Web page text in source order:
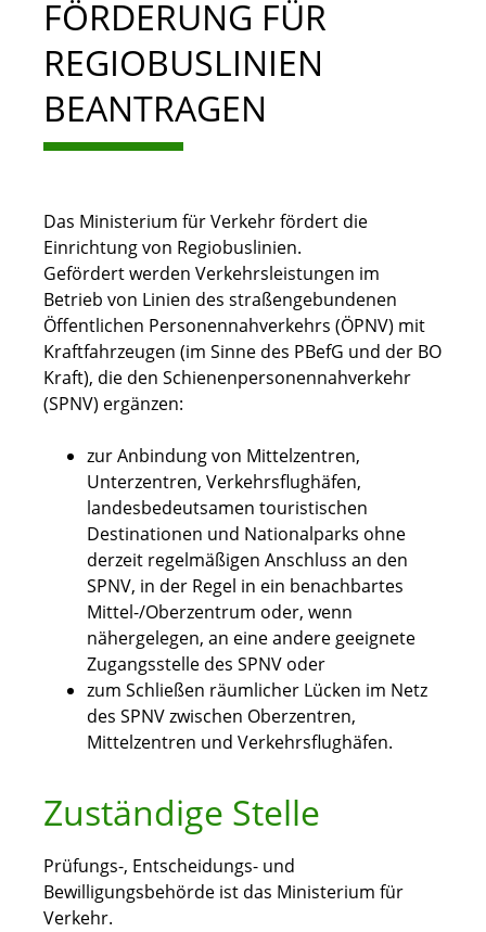
FÖRDERUNG FÜR
REGIOBUSLINIEN
BEANTRAGEN
Das Ministerium für Verkehr fördert die
Einrichtung von Regiobuslinien.
Gefördert werden Verkehrsleistungen im
Betrieb von Linien des straßengebundenen
Öffentlichen Personennahverkehrs (ÖPNV) mit
Kraftfahrzeugen (im Sinne des PBefG und der BO
Kraft), die den Schienenpersonennahverkehr
(SPNV) ergänzen:
zur Anbindung von Mittelzentren,
Unterzentren, Verkehrsflughäfen,
landesbedeutsamen touristischen
Destinationen und Nationalparks ohne
derzeit regelmäßigen Anschluss an den
SPNV, in der Regel in ein benachbartes
Mittel-/Oberzentrum oder, wenn
nähergelegen, an eine andere geeignete
Zugangsstelle des SPNV oder
zum Schließen räumlicher Lücken im Netz
des SPNV zwischen Oberzentren,
Mittelzentren und Verkehrsflughäfen.
Zuständige Stelle
Prüfungs-, Entscheidungs- und
Bewilligungsbehörde ist das Ministerium für
Verkehr.